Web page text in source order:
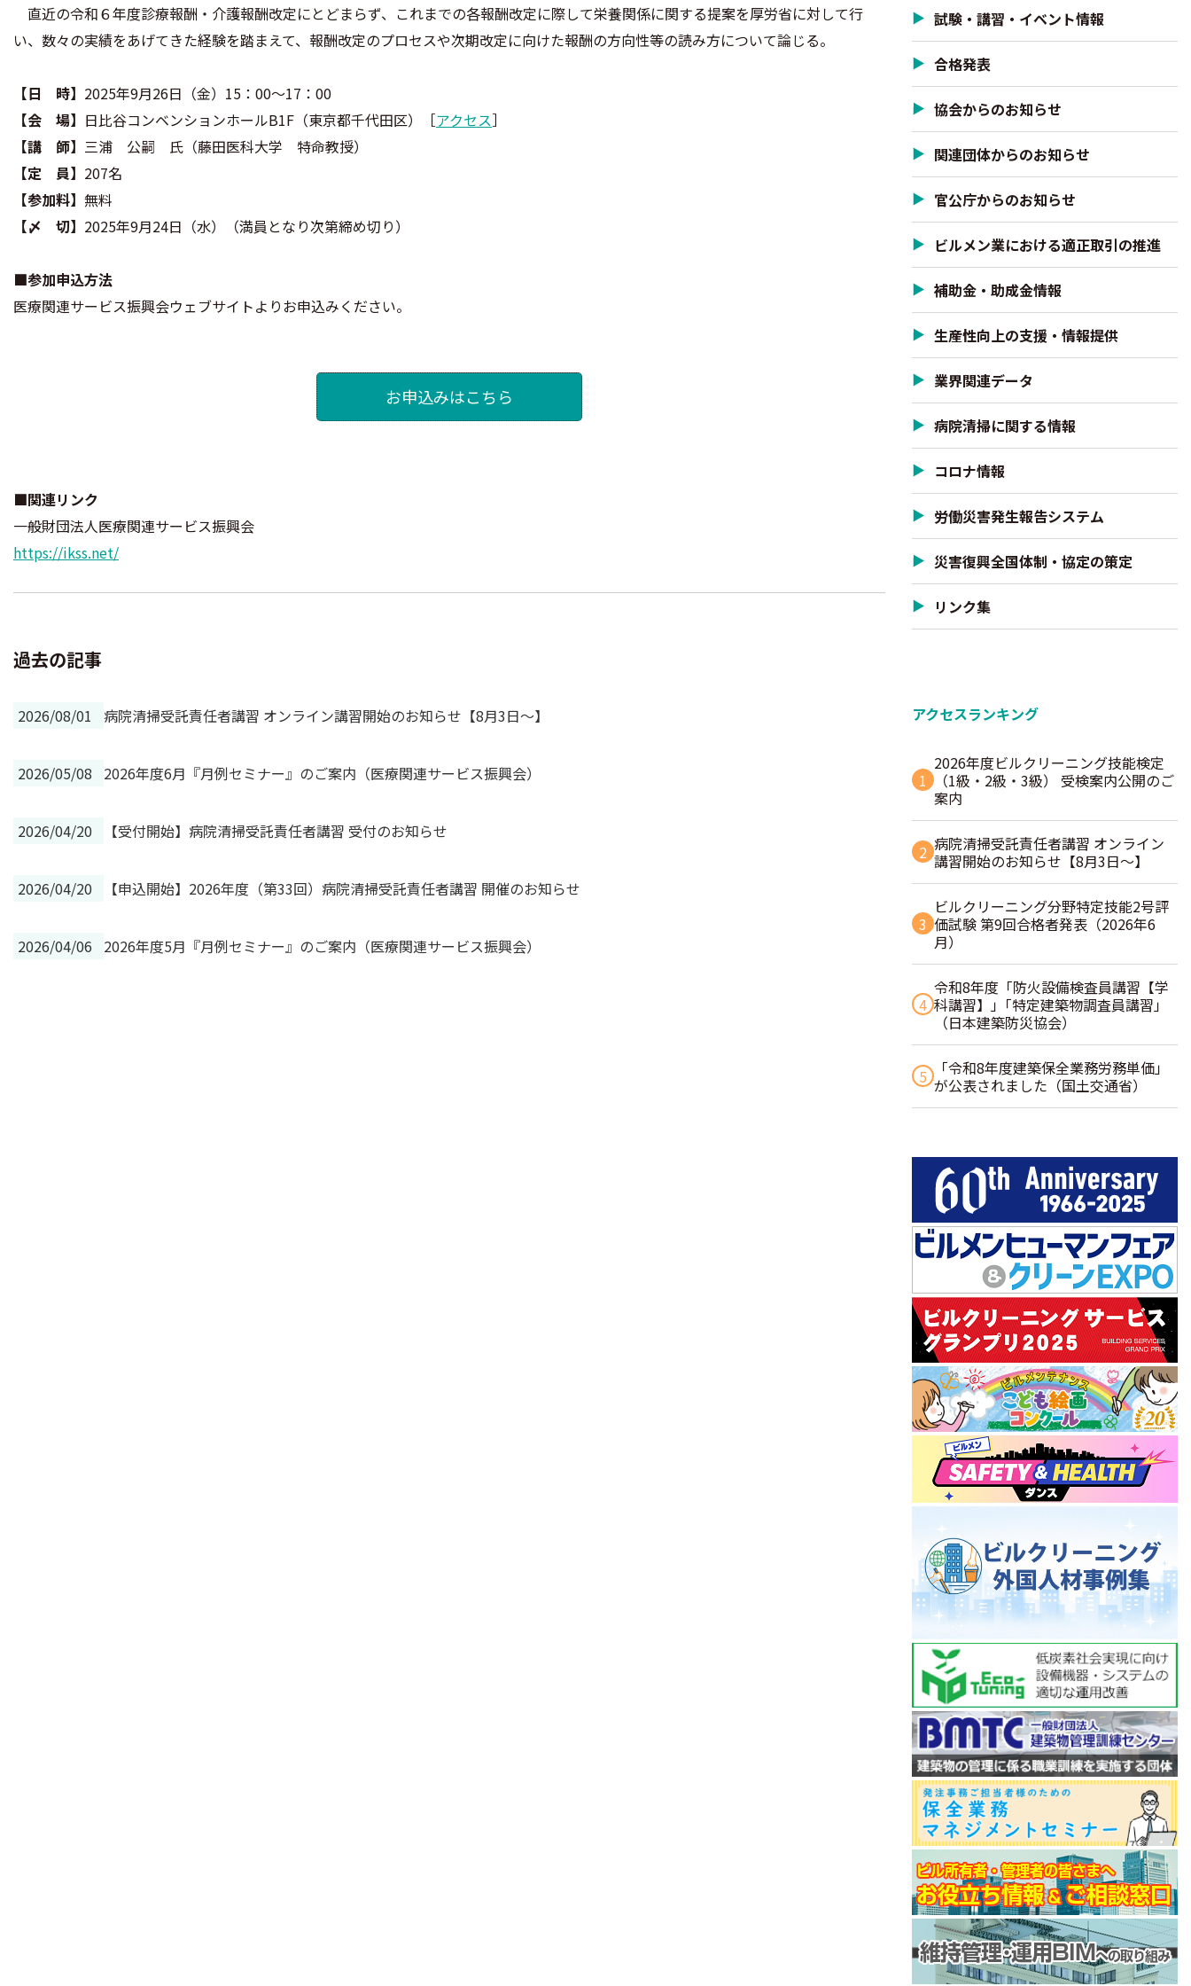
直近の令和６年度診療報酬・介護報酬改定にとどまらず、これまでの各報酬改定に際して栄養関係に関する提案を厚労省に対して行
い、数々の実績をあげてきた経験を踏まえて、報酬改定のプロセスや次期改定に向けた報酬の方向性等の読み方について論じる。
【日 時】 2025年9月26日（金）15：00～17：00
【会 場】 日比谷コンベンションホールB1F（東京都千代田区）［アクセス］
【講 師】 三浦 公嗣 氏（藤田医科大学 特命教授）
【定 員】 207名
【参加料】 無料
【〆 切】 2025年9月24日（水）（満員となり次第締め切り）
■参加申込方法
医療関連サービス振興会ウェブサイトよりお申込みください。
お申込みはこちら
■関連リンク
一般財団法人医療関連サービス振興会
https://ikss.net/
過去の記事
2026/08/01 病院清掃受託責任者講習 オンライン講習開始のお知らせ【8月3日～】
2026/05/08 2026年度6月『月例セミナー』のご案内（医療関連サービス振興会）
2026/04/20 【受付開始】病院清掃受託責任者講習 受付のお知らせ
2026/04/20 【申込開始】2026年度（第33回）病院清掃受託責任者講習 開催のお知らせ
2026/04/06 2026年度5月『月例セミナー』のご案内（医療関連サービス振興会）
試験・講習・イベント情報
合格発表
協会からのお知らせ
関連団体からのお知らせ
官公庁からのお知らせ
ビルメン業における適正取引の推進
補助金・助成金情報
生産性向上の支援・情報提供
業界関連データ
病院清掃に関する情報
コロナ情報
労働災害発生報告システム
災害復興全国体制・協定の策定
リンク集
アクセスランキング
1
2026年度ビルクリーニング技能検定
（1級・2級・3級） 受検案内公開のご
案内
2 病院清掃受託責任者講習 オンライン
講習開始のお知らせ【8月3日～】
3
ビルクリーニング分野特定技能2号評
価試験 第9回合格者発表（2026年6
月）
4
令和8年度「防火設備検査員講習【学
科講習】」｢特定建築物調査員講習｣
（日本建築防災協会）
5
「令和8年度建築保全業務労務単価」
が公表されました（国土交通省）